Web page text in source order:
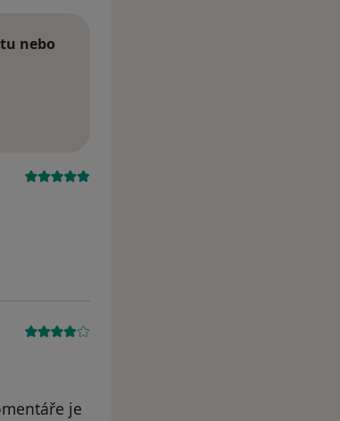
nebo
je